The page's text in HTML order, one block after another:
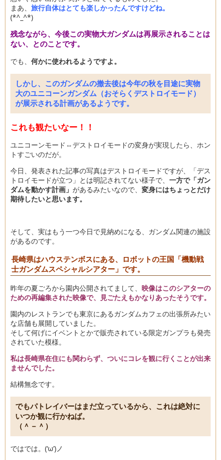
まあ、 旅行自体はとても楽しかったんですけどね。
(*^_^*)
残念ながら、今後この実物大ガンダムは再展示されることは
ない、とのことです。
でも、 何かに使われるようですよ。
しかし、このガンダムの撤去後は今年の秋を目途に実物
大のユニコーンガンダム（おそらくデストロイモード）
が展示される計画があるようです。
これも観たいなー！！
ユニコーンモード⇔デストロイモードの変身が実現したら、ホン
トすごいのだが。
今日、発表された記事の写真はデストロイモードですが、「デス
トロイモードが立つ」とは明記されてない様子で、 一方で「ガン
ダムを動かす計画」 があるみたいなので、 変身にはちょっとだけ
期待したいと思います。
そして、実はもう一つ今日で見納めになる、ガンダム関連の施設
があるのです。
長崎県はハウステンボスにある、ロボットの王国「機動戦
士ガンダムスペシャルシアター」です。
昨年の夏ごろから園内公開されてまして、 映像はこのシアターの
ための再編集された映像で、見ごたえもかなりあったそうです。
園内のレストランでも東京にあるガンダムカフェの出張所みたい
な店舗も展開していました。
そして何げにイベントとかで販売されている限定ガンプラも発売
されていた模様。
私は長崎県在住にも関わらず、ついにコレを観に行くことが出来
ませんでした。
結構無念です。
でもパトレイバーはまだ立っているから、これは絶対に
いつか観に行かねば。
（＾－＾）
ではでは。(‘ω’)ノ